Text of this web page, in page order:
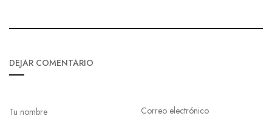
DEJAR COMENTARIO